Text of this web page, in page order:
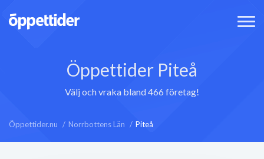
Öppettider Piteå
Välj och vraka bland 466 företag!
Öppettider.nu Norrbottens Län Piteå